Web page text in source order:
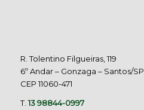
R. Tolentino Filgueiras, 119
6º Andar – Gonzaga – Santos/SP
CEP 11060-471
T.13 98844-0997